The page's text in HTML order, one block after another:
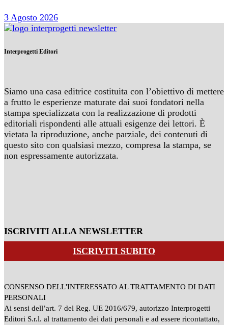
3 Agosto 2026
Interprogetti Editori
Siamo una casa editrice costituita con l’obiettivo di mettere
a frutto le esperienze maturate dai suoi fondatori nella
stampa specializzata con la realizzazione di prodotti
editoriali rispondenti alle attuali esigenze dei lettori. È
vietata la riproduzione, anche parziale, dei contenuti di
questo sito con qualsiasi mezzo, compresa la stampa, se
non espressamente autorizzata.
ISCRIVITI ALLA NEWSLETTER
ISCRIVITI SUBITO
CONSENSO DELL'INTERESSATO AL TRATTAMENTO DI DATI
PERSONALI
Ai sensi dell’art. 7 del Reg. UE 2016/679, autorizzo Interprogetti
Editori S.r.l. al trattamento dei dati personali e ad essere ricontattato,